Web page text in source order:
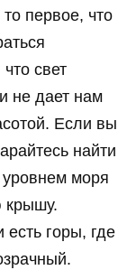
первое, что
свет
не дает нам
Если вы
найти
моря
крышу.
есть горы, где